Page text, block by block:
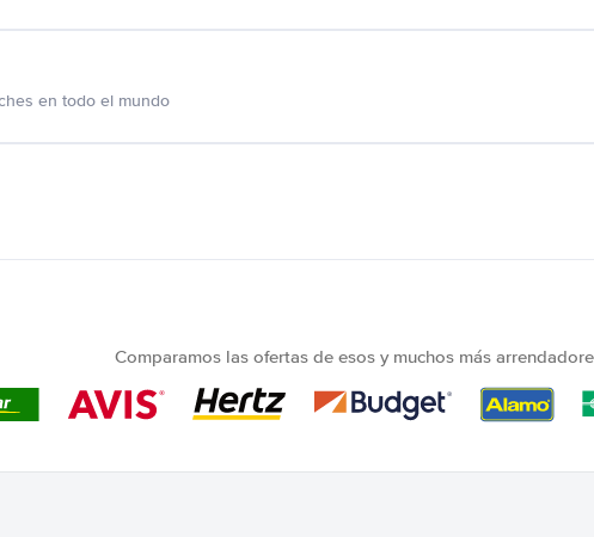
en todo el mundo
Comparamos las ofertas de esos y muchos más